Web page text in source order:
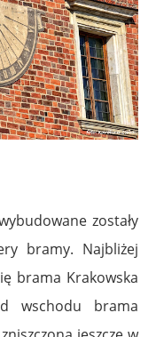
zostały
bramy. Najbliżej
brama Krakowska
wschodu brama